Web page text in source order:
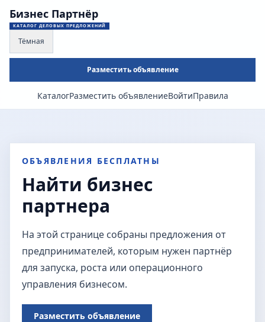
Бизнес Партнёр
КАТАЛОГ ДЕЛОВЫХ ПРЕДЛОЖЕНИЙ
Тёмная
Разместить объявление
КаталогРазместить объявлениеВойтиПравила
ОБЪЯВЛЕНИЯ БЕСПЛАТНЫ
Найти бизнес
партнера
На этой странице собраны предложения от
предпринимателей, которым нужен партнёр
для запуска, роста или операционного
управления бизнесом.
Разместить объявление